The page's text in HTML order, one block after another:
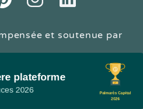
et soutenue par